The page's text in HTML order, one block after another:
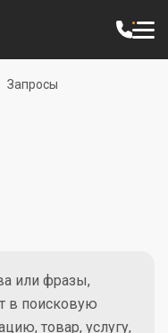
Запросы
или фразы,
в поисковую
товар, услугу,